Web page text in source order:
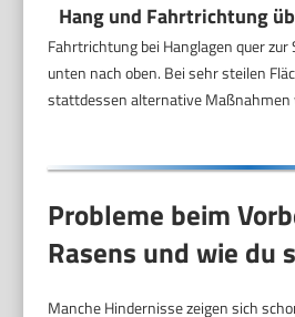
Hang und Fahrtrichtung
Fahrtrichtung bei Hanglagen quer zur
unten nach oben. Bei sehr steilen
stattdessen alternative Maßnahmen
Probleme beim
Rasens und wie du
Manche Hindernisse zeigen sich